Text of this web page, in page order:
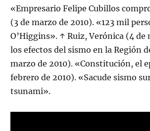
«Empresario Felipe Cubillos
(3 de marzo de 2010). «123 mil
O’Higgins». ↑ Ruiz, Verónica (4 de
los efectos del sismo en la Región
marzo de 2010). «Constitución, el
febrero de 2010). «Sacude sismo
tsunami».